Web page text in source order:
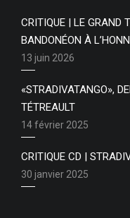
CRITIQUE | LE GRAND
BANDONÉON À
13 juin 2026
«STRADIVATANGO»,
TÉTREAULT
14 février 2025
CRITIQUE CD |
30 janvier 2025